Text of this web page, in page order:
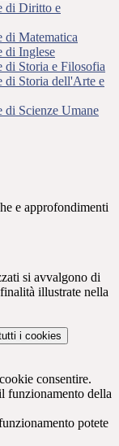
di Diritto e
di Matematica
di Inglese
di Storia e Filosofia
di Storia dell'Arte e
Scienze Umane
e approfondimenti
si avvalgono di
illustrate nella
i cookies
consentire.
funzionamento della
potete